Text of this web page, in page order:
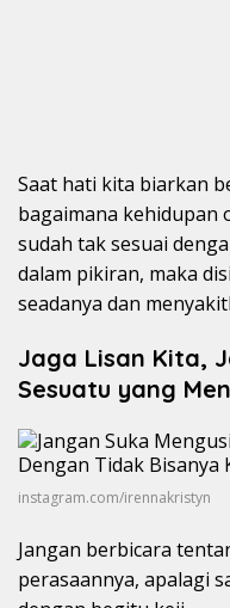
Saat hati kita biarkan
bagaimana kehidupan
sudah tak sesuai
dalam pikiran, maka
seadanya dan
Jaga Lisan Kita,
Sesuatu yang
instagram.com/irennakristyn
Jangan berbicara
perasaannya, apalagi